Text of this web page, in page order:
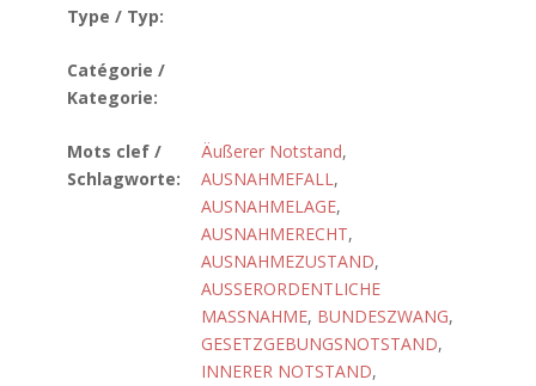
Type / Typ:
Catégorie /
Kategorie:
Mots clef /
Schlagworte:
Äußerer Notstand,
AUSNAHMEFALL,
AUSNAHMELAGE,
AUSNAHMERECHT,
AUSNAHMEZUSTAND,
AUSSERORDENTLICHE
MASSNAHME, BUNDESZWANG,
GESETZGEBUNGSNOTSTAND,
INNERER NOTSTAND,